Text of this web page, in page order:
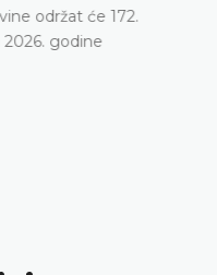
održat će 172.
godine